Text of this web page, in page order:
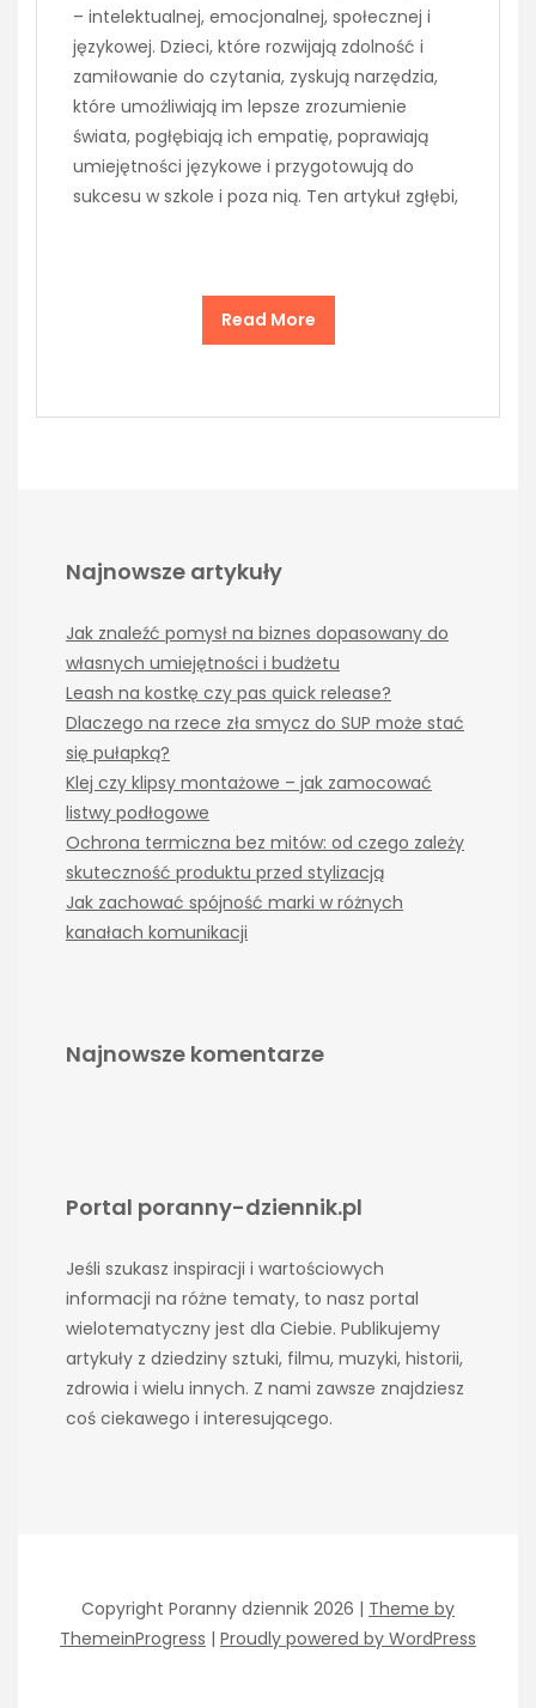
– intelektualnej, emocjonalnej, społecznej i
językowej. Dzieci, które rozwijają zdolność i
zamiłowanie do czytania, zyskują narzędzia,
które umożliwiają im lepsze zrozumienie
świata, pogłębiają ich empatię, poprawiają
umiejętności językowe i przygotowują do
sukcesu w szkole i poza nią. Ten artykuł zgłębi,
Read More
Najnowsze artykuły
Jak znaleźć pomysł na biznes dopasowany do
własnych umiejętności i budżetu
Leash na kostkę czy pas quick release?
Dlaczego na rzece zła smycz do SUP może stać
się pułapką?
Klej czy klipsy montażowe – jak zamocować
listwy podłogowe
Ochrona termiczna bez mitów: od czego zależy
skuteczność produktu przed stylizacją
Jak zachować spójność marki w różnych
kanałach komunikacji
Najnowsze komentarze
Portal poranny-dziennik.pl
Jeśli szukasz inspiracji i wartościowych
informacji na różne tematy, to nasz portal
wielotematyczny jest dla Ciebie. Publikujemy
artykuły z dziedziny sztuki, filmu, muzyki, historii,
zdrowia i wielu innych. Z nami zawsze znajdziesz
coś ciekawego i interesującego.
Copyright Poranny dziennik 2026 | Theme by
ThemeinProgress | Proudly powered by WordPress